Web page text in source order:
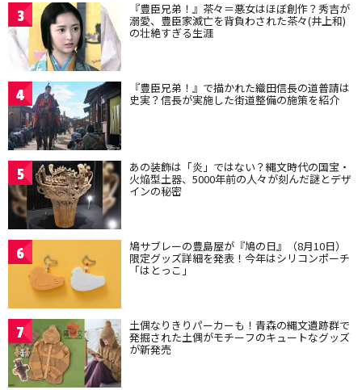
3 『豊臣兄弟！』茶々＝悪女はほぼ創作？秀吉が
溺愛、豊臣家滅亡を背負わされた茶々(井上和)
の壮絶すぎる生涯
4 『豊臣兄弟！』で描かれた織田信長の道普請は
史実？信長が実施した街道整備の施策を紹介
5 あの装飾は「炎」ではない？縄文時代の国宝・
火焔型土器、5000年前の人々が刻んだ謎とデザ
インの秘密
6 鳩サブレーの豊島屋が『鳩の日』（8月10日）
限定グッズ詳細を発表！今年はシリコンポーチ
「はとっこ」
7 土偶なりきりパーカーも！青森の縄文遺跡群で
発掘された土偶がモチーフのキュートなグッズ
が新発売